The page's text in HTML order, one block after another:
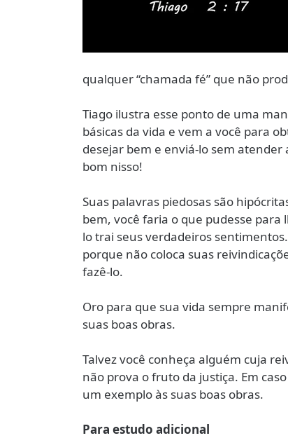
qualquer “chamada fé” que não
Tiago ilustra esse ponto de uma
básicas da vida e vem a você para
desejar bem e enviá-lo sem atender
bom nisso!
Suas palavras piedosas são
bem, você faria o que pudesse para
lo trai seus verdadeiros
porque não coloca suas
fazê-lo.
Oro para que sua vida sempre
suas boas obras.
Talvez você conheça alguém cuja
não prova o fruto da justiça. Em
um exemplo às suas boas obras.
Para estudo adicional